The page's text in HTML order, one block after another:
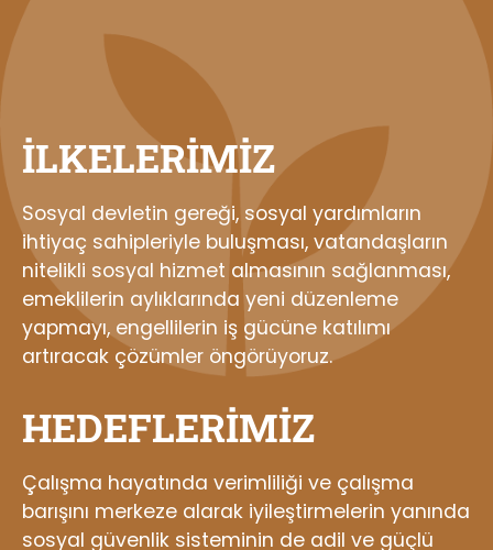
İLKELERİMİZ
Sosyal devletin gereği, sosyal yardımların
ihtiyaç sahipleriyle buluşması, vatandaşların
nitelikli sosyal hizmet almasının sağlanması,
emeklilerin aylıklarında yeni düzenleme
yapmayı, engellilerin iş gücüne katılımı
artıracak çözümler öngörüyoruz.
HEDEFLERİMİZ
Çalışma hayatında verimliliği ve çalışma
barışını merkeze alarak iyileştirmelerin yanında
sosyal güvenlik sisteminin de adil ve güçlü